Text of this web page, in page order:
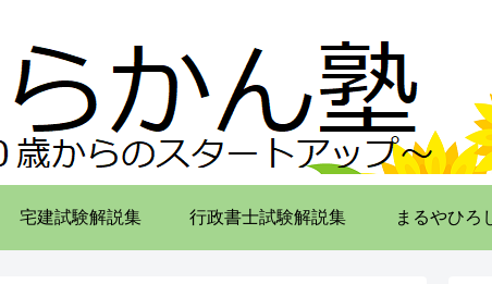
宅建試験解説集 行政書士試験解説集 まるやひろ